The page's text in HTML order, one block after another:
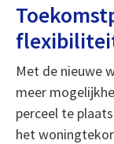
Met de nieuwe
meer
perceel te
het